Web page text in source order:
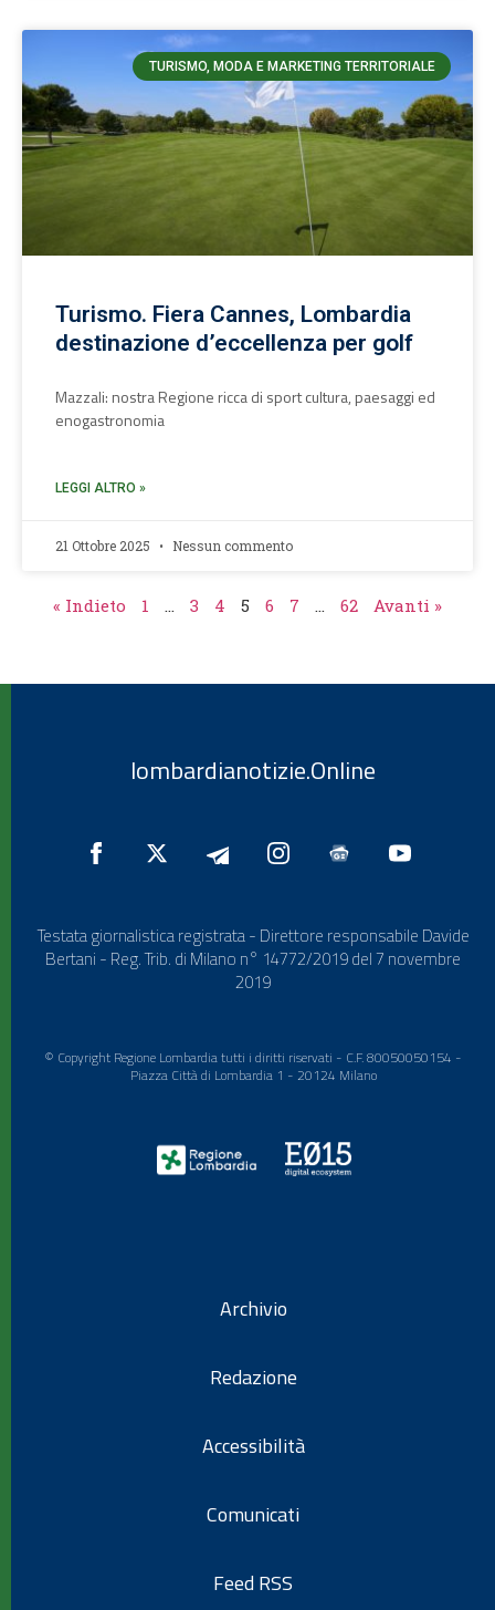
TURISMO, MODA E MARKETING TERRITORIALE
Turismo. Fiera Cannes, Lombardia
destinazione d’eccellenza per golf
Mazzali: nostra Regione ricca di sport cultura, paesaggi ed
enogastronomia
LEGGI ALTRO »
21 Ottobre 2025 Nessun commento
« Indieto 1 … 3 4 5 6 7 … 62 Avanti »
lombardianotizie.Online
Testata giornalistica registrata - Direttore responsabile Davide
Bertani - Reg. Trib. di Milano n° 14772/2019 del 7 novembre
2019
© Copyright Regione Lombardia tutti i diritti riservati - C.F. 80050050154 -
Piazza Città di Lombardia 1 - 20124 Milano
Archivio
Redazione
Accessibilità
Comunicati
Feed RSS